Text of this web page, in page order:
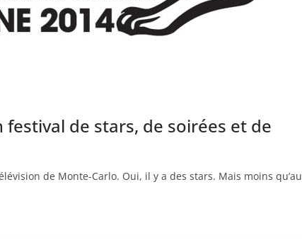
festival de stars, de soirées et de
de Monte-Carlo. Oui, il y a des stars. Mais moins qu’au